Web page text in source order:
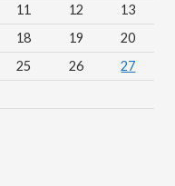
11 12
13
18 19
20
25 26
27